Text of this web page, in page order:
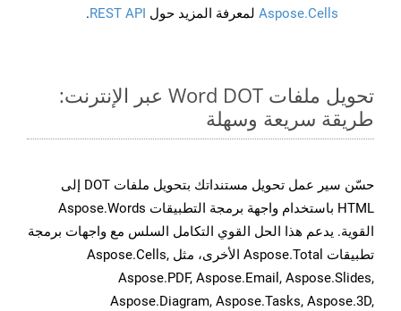
Aspose.Cells لمعرفة المزيد حول REST API
.
تحويل ملفات Word DOT عبر الإنترنت:
طريقة سريعة وسهلة
حسّن سير عمل تحويل مستنداتك بتحويل ملفات DOT إلى
HTML باستخدام واجهة برمجة التطبيقات Aspose.Words
القوية. يدعم هذا الحل القوي التكامل السلس مع واجهات برمجة
تطبيقات Aspose.Total الأخرى، مثل Aspose.Cells,
Aspose.PDF, Aspose.Email, Aspose.Slides,
Aspose.Diagram, Aspose.Tasks, Aspose.3D,